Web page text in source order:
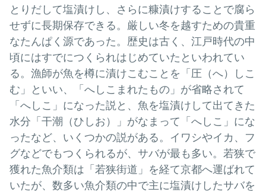
とりだして塩漬けし、さらに糠漬けすることで腐ら
せずに長期保存できる。厳しい冬を越すための貴重
なたんぱく源であった。歴史は古く、江戸時代の中
頃にはすでにつくられはじめていたといわれてい
る。漁師が魚を樽に漬けこむことを「圧（へ）しこ
む」といい、「へしこまれたもの」が省略されて
「へしこ」になった説と、魚を塩漬けして出てきた
水分「干潮（ひしお）」がなまって「へしこ」にな
ったなど、いくつかの説がある。イワシやイカ、フ
グなどでもつくられるが、サバが最も多い。若狭で
獲れた魚介類は「若狭街道」を経て京都へ運ばれて
いたが、数多い魚介類の中で主に塩漬けしたサバを